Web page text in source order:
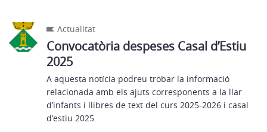
Actualitat
Convocatòria despeses Casal d’Estiu
2025
A aquesta notícia podreu trobar la informació
relacionada amb els ajuts corresponents a la llar
d’infants i llibres de text del curs 2025-2026 i casal
d’estiu 2025.